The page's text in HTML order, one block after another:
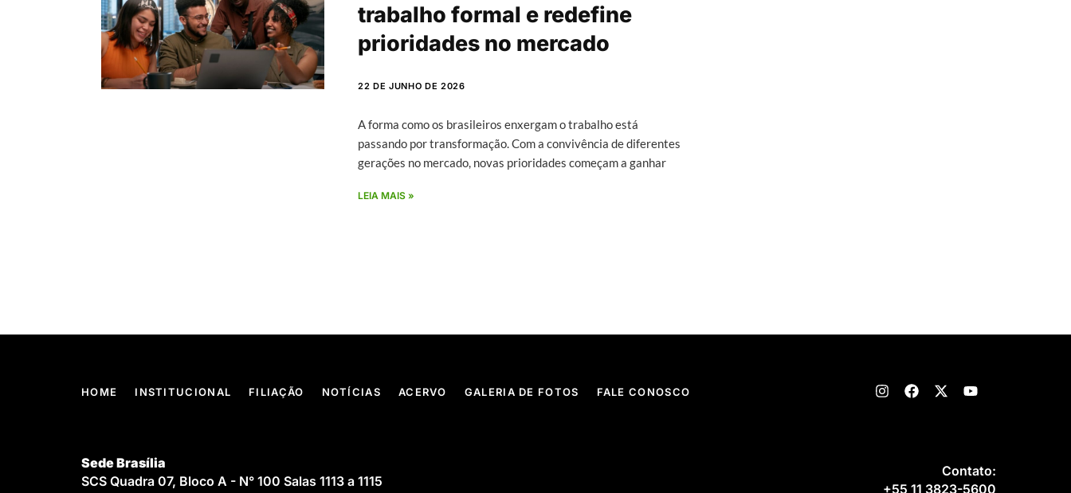
trabalho formal e redefine
prioridades no mercado
22 DE JUNHO DE 2026
A forma como os brasileiros enxergam o trabalho está
passando por transformação. Com a convivência de diferentes
gerações no mercado, novas prioridades começam a ganhar
LEIA MAIS »
HOME INSTITUCIONAL FILIAÇÃO NOTÍCIAS ACERVO GALERIA DE FOTOS FALE CONOSCO
Sede Brasília
SCS Quadra 07, Bloco A - N° 100 Salas 1113 a 1115
Contato:
+55 11 3823-5600